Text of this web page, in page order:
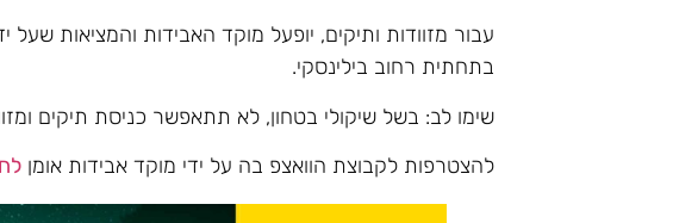
עבור מזוודות ותיקים, יופעל מוקד האבידות והמציאות
בתחתית רחוב בילינסקי.
שימו לב: בשל שיקולי בטחון, לא תתאפשר כניסת תיקים
להצטרפות לקבוצת הוואצפ בה על ידי מוקד אבידות אומן